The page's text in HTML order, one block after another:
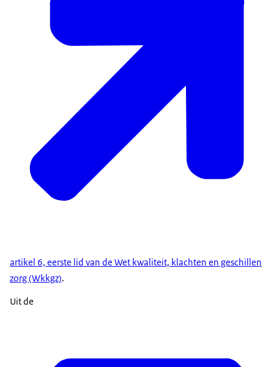
artikel 6, eerste lid van de Wet kwaliteit, klachten en geschillen
zorg (Wkkgz).
Uit de